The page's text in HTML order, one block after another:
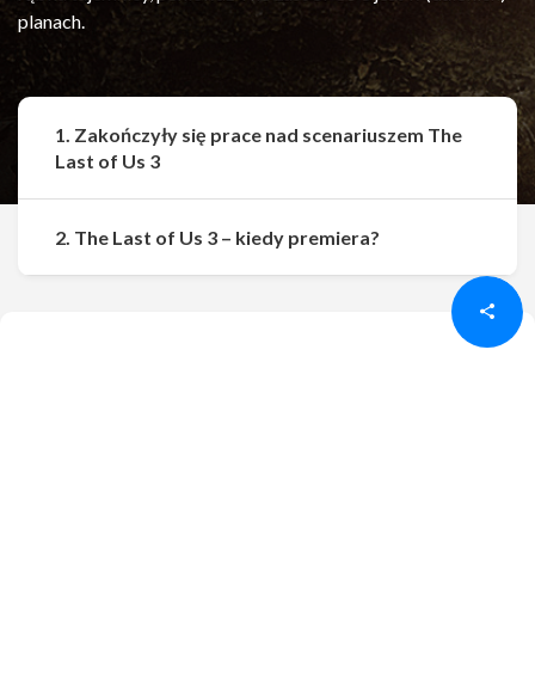
planach.
Udostępnij Udostępnij
1. Zakończyły się prace nad scenariuszem The
Last of Us 3
2. The Last of Us 3 – kiedy premiera?